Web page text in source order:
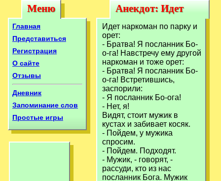
Меню
Меню
Главная
Представиться
Регистрация
О сайте
Отзывы
Дневник
Запоминание слов
Простые игры
Анекдот: Идет
наркоман по
парку и орет:
Анекдот: Идет
наркоман по
парку и орет:
Идет наркоман по парку и
орет:
- Братва! Я посланник Бо-
о-га! Навстречу ему другой
наркоман и тоже орет:
- Братва! Я посланник Бо-
о-га! Встретившись,
заспорили:
- Я посланник Бо-ога!
- Нет, я!
Видят, стоит мужик в
кустах и забивает косяк.
- Пойдем, у мужика
спросим.
- Пойдем. Подходят.
- Мужик, - говорят, -
рассуди, кто из нас
посланник Бога. Мужик